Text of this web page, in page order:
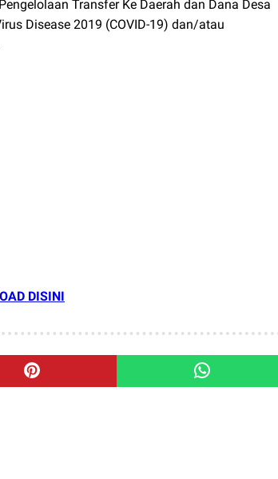
Transfer Ke Daerah dan Dana Desa
Disease 2019 (COVID-19) dan/atau
DISINI